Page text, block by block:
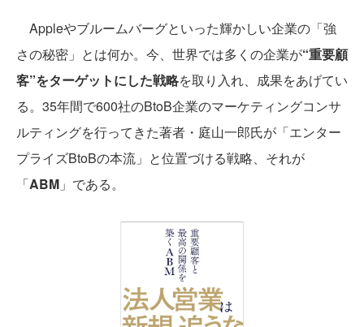
Appleやブルームバーグといった輝かしい企業の「強
さの秘密」とは何か。今、世界では多くの企業が“重要顧
客”をターゲットにした戦略を取り入れ、成果をあげてい
る。35年間で600社のBtoB企業のマーケティングコンサ
ルティングを行ってきた著者・庭山一郎氏が「エンター
プライズBtoBの本流」と位置づける戦略、それが
「ABM 」である。